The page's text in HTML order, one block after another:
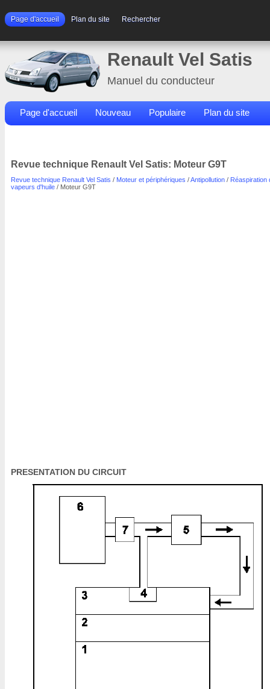
Page d'accueil Plan du site Rechercher
Renault Vel Satis
Manuel du conducteur
Page d'accueil Nouveau Populaire Plan du site
Revue technique Renault Vel Satis: Moteur G9T
Revue technique Renault Vel Satis / Moteur et périphériques /Antipollution / Réaspiration
vapeurs d'huile / Moteur G9T
PRESENTATION DU CIRCUIT